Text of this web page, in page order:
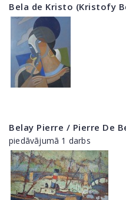
Bela de Kristo (Kristofy
Belay Pierre / Pierre De
piedāvājumā 1 darbs